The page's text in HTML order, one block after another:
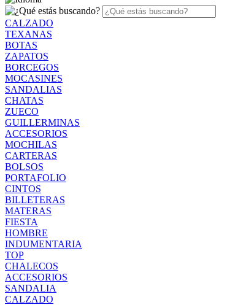
CALZADO
TEXANAS
BOTAS
ZAPATOS
BORCEGOS
MOCASINES
SANDALIAS
CHATAS
ZUECO
GUILLERMINAS
ACCESORIOS
MOCHILAS
CARTERAS
BOLSOS
PORTAFOLIO
CINTOS
BILLETERAS
MATERAS
FIESTA
HOMBRE
INDUMENTARIA
TOP
CHALECOS
ACCESORIOS
SANDALIA
CALZADO